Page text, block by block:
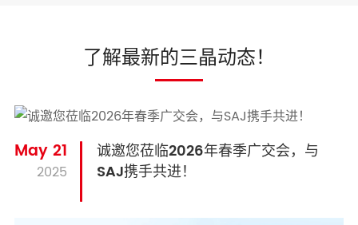
了解最新的三晶动态！
May 21
2025
诚邀您莅临2026年春季广交会，与
SAJ携手共进！